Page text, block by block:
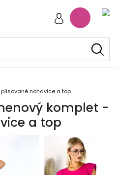
nohavice a top
komplet -
a top